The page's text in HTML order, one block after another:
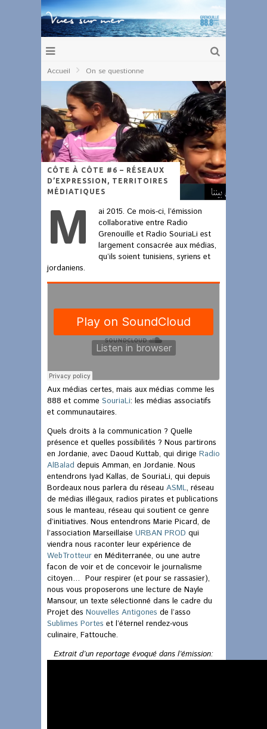
Accueil On se questionne
CÔTE À CÔTE #6 – RÉSEAUX
D’EXPRESSION, TERRITOIRES
MÉDIATIQUES
M
ai 2015. Ce mois-ci, l’émission
collaborative entre Radio
Grenouille et Radio SouriaLi est
largement consacrée aux médias,
qu’ils soient tunisiens, syriens et
jordaniens.
Aux médias certes, mais aux médias comme les
888 et comme SouriaLi: les médias associatifs
et communautaires.
Quels droits à la communication ? Quelle
présence et quelles possibilités ? Nous partirons
en Jordanie, avec Daoud Kuttab, qui dirige Radio
AlBalad depuis Amman, en Jordanie. Nous
entendrons Iyad Kallas, de SouriaLi, qui depuis
Bordeaux nous parlera du réseau ASML, réseau
de médias illégaux, radios pirates et publications
sous le manteau, réseau qui soutient ce genre
d’initiatives. Nous entendrons Marie Picard, de
l’association Marseillaise URBAN PROD qui
viendra nous raconter leur expérience de
WebTrotteur en Méditerranée, ou une autre
facon de voir et de concevoir le journalisme
citoyen… Pour respirer (et pour se rassasier),
nous vous proposerons une lecture de Nayle
Mansour, un texte sélectionné dans le cadre du
Projet des Nouvelles Antigones de l’asso
Sublimes Portes et l’éternel rendez-vous
culinaire, Fattouche.
Extrait d’un reportage évoqué dans l’émission: